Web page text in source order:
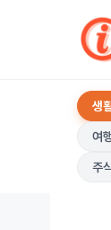
생
여
주